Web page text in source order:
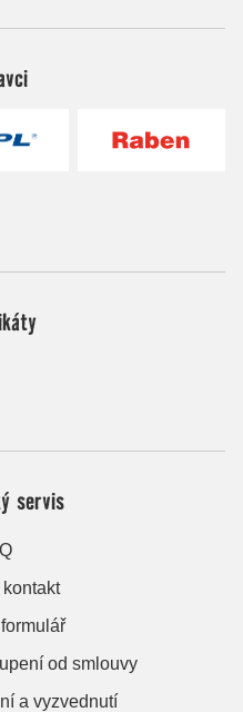
servis
kontakt
od smlouvy
a vyzvednutí